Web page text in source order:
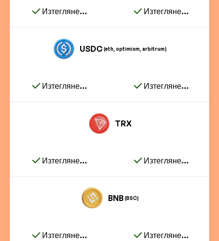
Изтегляне... Изтегляне...
USDC(eth, optimism, arbitrum)
Изтегляне... Изтегляне...
TRX
Изтегляне... Изтегляне...
BNB (BSC)
Изтегляне... Изтегляне...